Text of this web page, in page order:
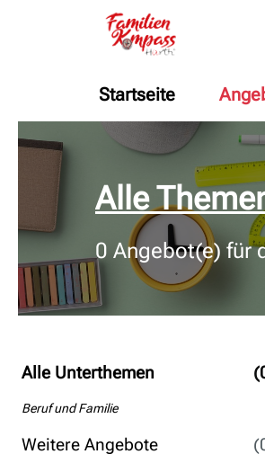
Startseite
Alle
0 Angebot(e) für
Alle Unterthemen
Beruf und Familie
Weitere Angebote